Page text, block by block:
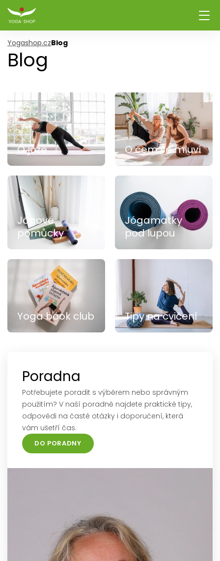
Yogashop.czBlog
Blog
O józe O čem se mluví
Jógové
pomůcky
Jógamatky
pod lupou
Yoga book club Tipy na cvičení
Poradna
Potřebujete poradit s výběrem nebo správným
použitím? V naší poradně najdete praktické tipy,
odpovědi na časté otázky i doporučení, která
vám ušetří čas.
DO PORADNY